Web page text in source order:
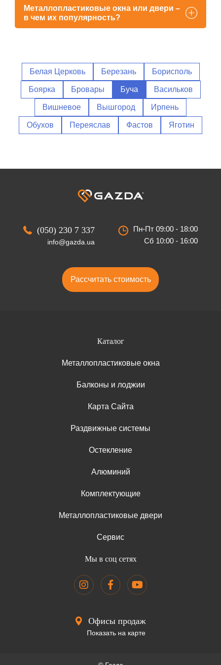
Заказать
Металлопластиковые окна или двери –
в чем их популярность?
Белая Церковь Березань Борисполь
Боярка Бровары Буча Васильков
Вишневое Вышгород Ирпень
Обухов Переяслав Фастов Яготин
(050) 230 7 337
info@gazda.ua
Пн-Пт 09:00 - 18:00
Сб 10:00 - 16:00
Рассчитать стоимость
Каталог
Металлопластиковые окна
Балконы и лоджии
Карта Сайта
Раздвижные системы
Остекление
Алюминий
Комплектующие
Металлопластиковые двери
Сервис
Мы в соц сетях
Офисы продаж
Показать на карте